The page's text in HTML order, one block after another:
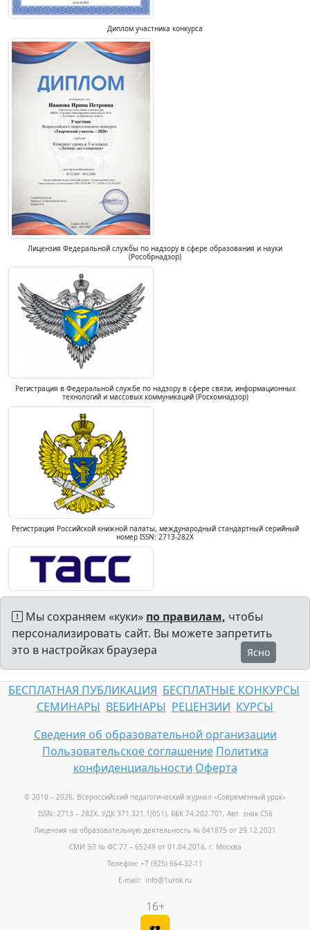
Диплом участника конкурса
Лицензия Федеральной службы по надзору в сфере образования и науки
(Рособрнадзор)
Регистрация в Федеральной службе по надзору в сфере связи, информационных
технологий и массовых коммуникаций (Роскомнадзор)
Регистрация Российской книжной палаты, международный стандартный серийный
номер ISSN: 2713-282X
Мы сохраняем «куки» по правилам, чтобы
персонализировать сайт. Вы можете запретить
это в настройках браузера
Ясно
БЕСПЛАТНАЯ ПУБЛИКАЦИЯ БЕСПЛАТНЫЕ КОНКУРСЫ
СЕМИНАРЫ ВЕБИНАРЫ РЕЦЕНЗИИ КУРСЫ
Сведения об образовательной организации
Пользовательское соглашение Политика
конфиденциальности Оферта
© 2010 – 2026, Всероссийский педагогический журнал «Современный урок»
ISSN: 2713 – 282X, УДК 371.321.1(051), ББК 74.202.701, Авт. знак С56
Лицензия на образовательную деятельность № 041875 от 29.12.2021
СМИ ЭЛ № ФС 77 – 65249 от 01.04.2016, г. Москва
Телефон: +7 (925) 664-32-11
E-mail: info@1urok.ru
16+